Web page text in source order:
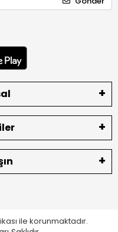
ile korunmaktadır.